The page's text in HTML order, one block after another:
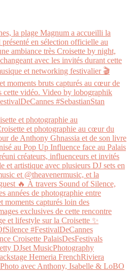
et photographie au